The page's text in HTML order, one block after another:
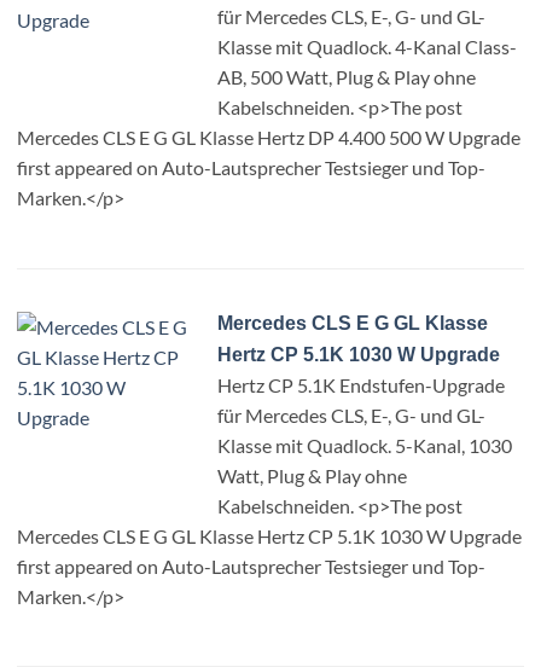
für Mercedes CLS, E-, G- und GL-
Klasse mit Quadlock. 4-Kanal Class-
AB, 500 Watt, Plug & Play ohne
Kabelschneiden. <p>The post
Mercedes CLS E G GL Klasse Hertz DP 4.400 500 W Upgrade
first appeared on Auto-Lautsprecher Testsieger und Top-
Marken.</p>
Mercedes CLS E G GL Klasse
Hertz CP 5.1K 1030 W Upgrade
Hertz CP 5.1K Endstufen-Upgrade
für Mercedes CLS, E-, G- und GL-
Klasse mit Quadlock. 5-Kanal, 1030
Watt, Plug & Play ohne
Kabelschneiden. <p>The post
Mercedes CLS E G GL Klasse Hertz CP 5.1K 1030 W Upgrade
first appeared on Auto-Lautsprecher Testsieger und Top-
Marken.</p>